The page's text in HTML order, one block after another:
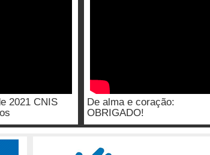
2021 CNIS
De alma e coração:
OBRIGADO!